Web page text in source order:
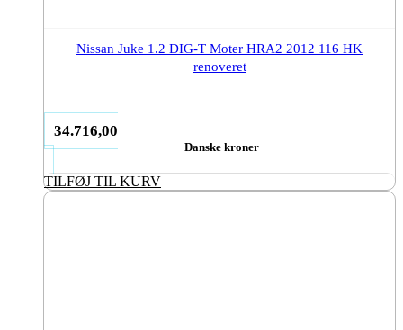
Nissan Juke 1.2 DIG-T Moter HRA2 2012 116 HK
renoveret
34.716,00
Danske kroner
TILFØJ TIL KURV